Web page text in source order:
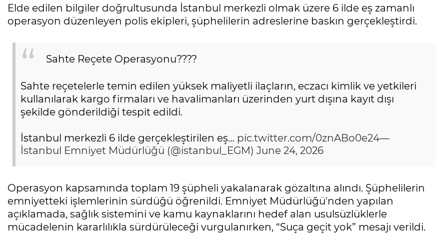
Elde edilen bilgiler doğrultusunda İstanbul merkezli olmak üzere 6 ilde eş zamanlı
operasyon düzenleyen polis ekipleri, şüphelilerin adreslerine baskın gerçekleştirdi.
Sahte Reçete Operasyonu????
Sahte reçetelerle temin edilen yüksek maliyetli ilaçların, eczacı kimlik ve yetkileri
kullanılarak kargo firmaları ve havalimanları üzerinden yurt dışına kayıt dışı
şekilde gönderildiği tespit edildi.
İstanbul merkezli 6 ilde gerçekleştirilen eş… pic.twitter.com/0znABo0e24—
İstanbul Emniyet Müdürlüğü (@istanbul_EGM) June 24, 2026
Operasyon kapsamında toplam 19 şüpheli yakalanarak gözaltına alındı. Şüphelilerin
emniyetteki işlemlerinin sürdüğü öğrenildi. Emniyet Müdürlüğü'nden yapılan
açıklamada, sağlık sistemini ve kamu kaynaklarını hedef alan usulsüzlüklerle
mücadelenin kararlılıkla sürdürüleceği vurgulanırken, “Suça geçit yok” mesajı verildi.